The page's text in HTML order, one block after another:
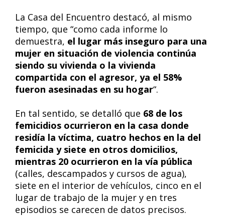
La Casa del Encuentro destacó, al mismo
tiempo, que “como cada informe lo
demuestra, el lugar más inseguro para una
mujer en situación de violencia continúa
siendo su vivienda o la vivienda
compartida con el agresor, ya el 58%
fueron asesinadas en su hogar“.
En tal sentido, se detalló que 68 de los
femicidios ocurrieron en la casa donde
residía la víctima, cuatro hechos en la del
femicida y siete en otros domicilios,
mientras 20 ocurrieron en la vía pública
(calles, descampados y cursos de agua),
siete en el interior de vehículos, cinco en el
lugar de trabajo de la mujer y en tres
episodios se carecen de datos precisos.